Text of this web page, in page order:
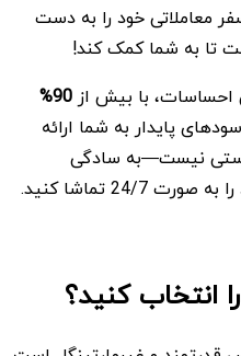
معاملاتی خود را به دست
تا به شما کمک کند!
با بیش از 90%
پایدار به شما ارائه
نیست—به سادگی
7 تماشا کنید.